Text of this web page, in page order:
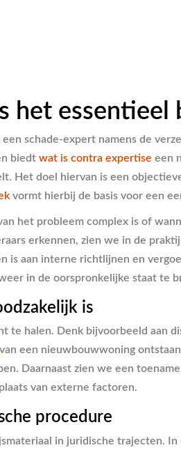
het essentieel
schade-expert namens de
biedt wat is contra expertise een
Het doel hiervan is een
vormt hierbij de basis voor een
het probleem complex is of
erkennen, zien we in de
is aan interne richtlijnen en
in de oorspronkelijke staat te
is
halen. Denk bijvoorbeeld aan
van een nieuwbouwwoning
Daarnaast zien we een
van externe factoren.
procedure
in juridische trajecten.